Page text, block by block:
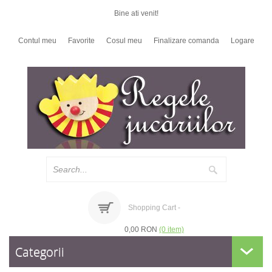
Bine ati venit!
Contul meu Favorite Cosul meu Finalizare comanda Logare
Shopping Cart -
0,00 RON (0 item)
Categorii